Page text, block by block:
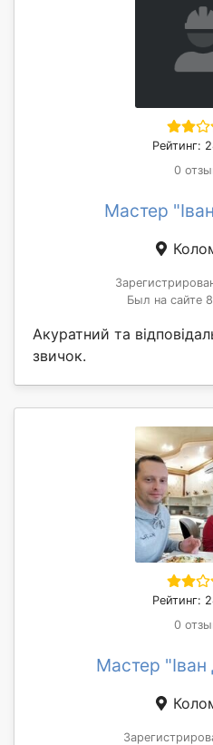
Рейтинг:
0
Мастер
Был на сайте
Акуратний та
звичок.
Рейтинг:
0
Мастер